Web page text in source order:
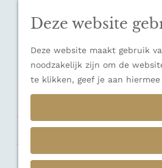
Deze website
Deze website maakt gebruik
noodzakelijk zijn om de
te klikken, geef je aan
Terug Ons verhaal
Wagenings
Wijngoed
Ambacht